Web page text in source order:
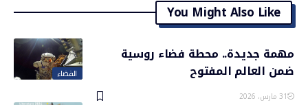
You Might Also Like
الفضاء
مهمة جديدة.. محطة فضاء روسية
ضمن العالم المفتوح
31 مارس، 2026